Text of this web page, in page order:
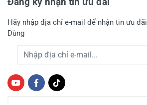
Hãy nhập địa chỉ e-mail để nhận tin ưu
Dùng
Địa chỉ e-mail